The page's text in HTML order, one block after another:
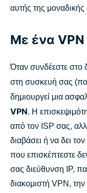
αυτής της μοναδικής
Με ένα VPN
Όταν συνδέεστε στο
στη συσκευή σας
δημιουργεί μια
VPN. Η
από τον ISP σας,
διαβάσει ή να δει
που επισκέπτεστε
σας διεύθυνση IP,
διακομιστή VPN, την